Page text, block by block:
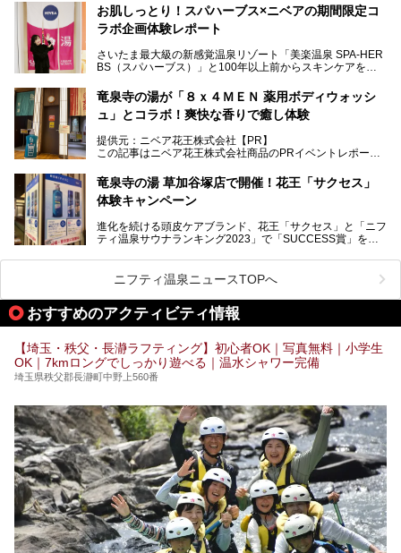
今年の4月1日から楽久屋グループの一員となった「湯舞音
（ユブネ）」が新ブランド「YUBUNE SAUNA PARK」を立
湯舞音らしいサウナにこだわった遊び心満点の"銭湯×屋外サ
ウナ"施設で、男女別のお風呂のほか、水着やサウナ着で楽
ど、ユニークなポイントがいっぱい！
オープン前取材に行ってきましたので、早速どこより詳しく
紹介しちゃいます！
お肌しっとり！スパハーブス×ニベアの期間限定コ
ラボ企画体験レポート
さいたま最大級の新感覚温泉リゾート「美楽温泉 SPA-HER
BS（スパハーブス）」と100年以上前からスキンケアを考
読者モデルやインスタグラマーとして活躍している、美容＆
スパ大好きの畑瀬愛さんと取材してきました。
提供元：ニベア花王株式会社【PR】
この記事はニベア花王株式会社商品のPRイベントレポート
竜泉寺の湯が「８ｘ４ＭＥＮ 薬用ボディウォッシ
ュ」とコラボ！爽快な香りで癒し体験
提供元：ニベア花王株式会社【PR】
この記事はニベア花王株式会社商品のPRイベントレポート
ーーー
注目のボディウォッシュアイテム「８ｘ４ＭＥＮ 薬用ボデ
全国総合2位にランクインした人気温浴施設「竜泉寺の湯 草
加谷塚店」がコラボイベントを期間限定で開催中ということ
気になるその内容をチェックしてきました！
竜泉寺の湯 草加谷塚店で開催！花王「サクセス」
体験キャンペーン
進化を続ける頭皮ケアブランド、花王「サクセス」と「ニフ
ティ温泉サウナランキング2023」で「SUCCESS賞」を獲
ベントを開催。
早速訪問し、気になるその内容を取材してきました！
───
提供元：花王株式会社【PR】
す。
ニフティ温泉ニュースTOPへ
おすすめのアクティビティ情報
【埼玉・秩父・長瀞ラフティング】初心者OK｜写真無料｜小学生
OK｜7kmロングでしっかり遊べる｜温水シャワー完備
埼玉県秩父郡長瀞町中野上560番